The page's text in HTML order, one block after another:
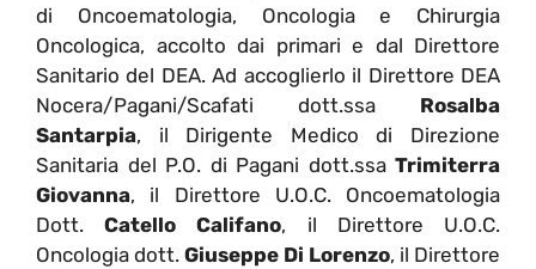
di Oncoematologia, Oncologia e Chirurgia
Oncologica, accolto dai primari e dal Direttore
Sanitario del DEA. Ad accoglierlo il Direttore DEA
Nocera/Pagani/Scafati dott.ssa Rosalba
Santarpia, il Dirigente Medico di Direzione
Sanitaria del P.O. di Pagani dott.ssa Trimiterra
Giovanna, il Direttore U.O.C. Oncoematologia
Dott.Catello Califano, il Direttore U.O.C.
Oncologia dott. Giuseppe Di Lorenzo, il Direttore